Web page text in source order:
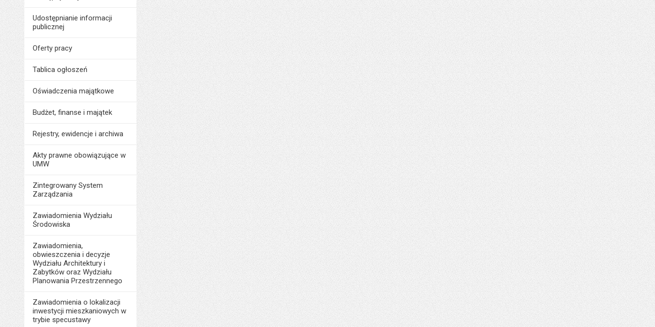
Udostępnianie informacji
publicznej
Oferty pracy
Tablica ogłoszeń
Oświadczenia majątkowe
Budżet, finanse i majątek
Rejestry, ewidencje i archiwa
Akty prawne obowiązujące w
UMW
Zintegrowany System
Zarządzania
Zawiadomienia Wydziału
Środowiska
Zawiadomienia,
obwieszczenia i decyzje
Wydziału Architektury i
Zabytków oraz Wydziału
Planowania Przestrzennego
Zawiadomienia o lokalizacji
inwestycji mieszkaniowych w
trybie specustawy